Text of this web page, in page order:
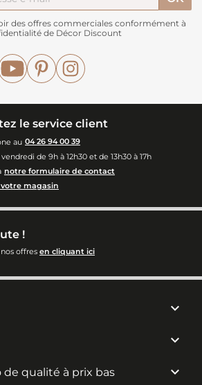
des offres commerciales conformément à
de Décor Discount
YouTubePinterest
le service client
au 04 26 94 00 39
de 9h à 12h30 et de 13h30 à 17h
notre formulaire de contact
magasin
!
offres en cliquant ici


qualité à prix bas 